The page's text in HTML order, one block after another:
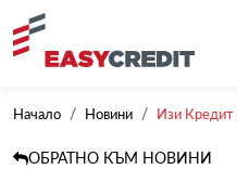
Начало Новини Изи Кредит
ОБРАТНО КЪМ НОВИНИ